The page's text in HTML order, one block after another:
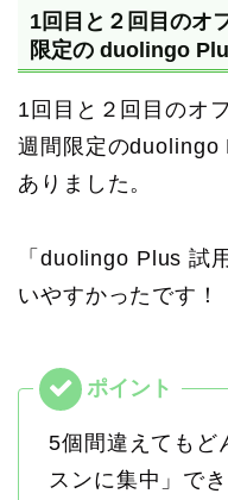
1回目と２回目のオ
限定の duolingo
1回目と２回目のオ
週間限定のduolingo
ありました。
「duolingo Plus 試
いやすかったです！
5個間違えてもど
スンに集中」でき